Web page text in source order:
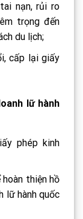
nạn, rủi ro
trọng đến
du lịch;
cấp lại giấy
lữ hành
phép kinh
thiện hồ
lữ hành quốc